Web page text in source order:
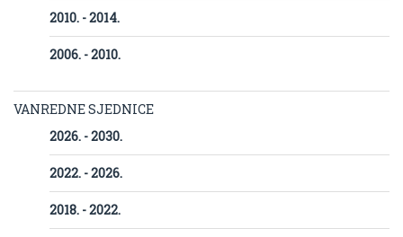
2010. - 2014.
2006. - 2010.
VANREDNE SJEDNICE
2026. - 2030.
2022. - 2026.
2018. - 2022.